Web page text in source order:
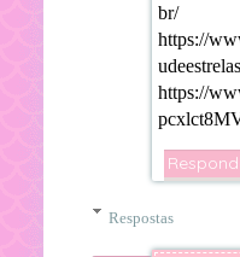
br/
https://
https://
Respostas